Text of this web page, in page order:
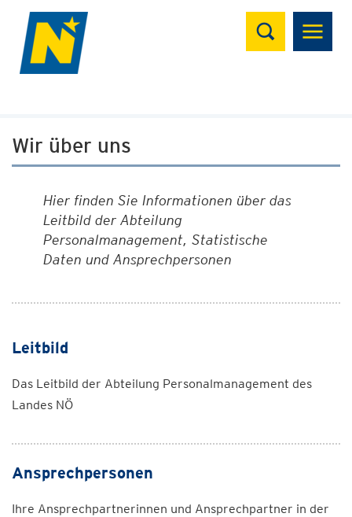
Suchen
Wir über uns
Hier finden Sie Informationen über das
Leitbild der Abteilung
Personalmanagement, Statistische
Daten und Ansprechpersonen
Leitbild
Das Leitbild der Abteilung Personalmanagement des
Landes NÖ
Ansprechpersonen
Ihre Ansprechpartnerinnen und Ansprechpartner in der